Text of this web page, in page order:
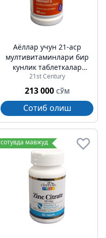
Аёллар учун 21-аср
мултивитаминлари бир
кунлик таблеткалар
№100
21st Century
213 000 СЎМ
Сотиб олиш
сотувда мавжуд